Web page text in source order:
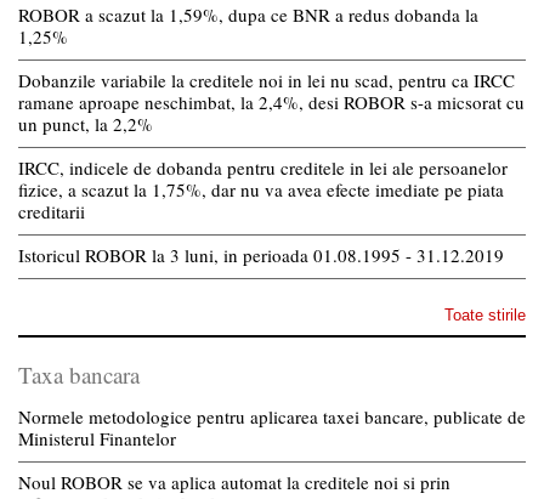
ROBOR a scazut la 1,59%, dupa ce BNR a redus dobanda la
1,25%
Dobanzile variabile la creditele noi in lei nu scad, pentru ca IRCC
ramane aproape neschimbat, la 2,4%, desi ROBOR s-a micsorat cu
un punct, la 2,2%
IRCC, indicele de dobanda pentru creditele in lei ale persoanelor
fizice, a scazut la 1,75%, dar nu va avea efecte imediate pe piata
creditarii
Istoricul ROBOR la 3 luni, in perioada 01.08.1995 - 31.12.2019
Toate stirile
Taxa bancara
Normele metodologice pentru aplicarea taxei bancare, publicate de
Ministerul Finantelor
Noul ROBOR se va aplica automat la creditele noi si prin